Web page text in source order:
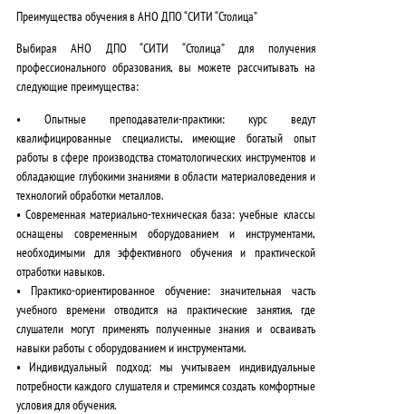
Преимущества обучения в АНО ДПО “СИТИ “Столица”
Выбирая АНО ДПО “СИТИ “Столица” для получения
профессионального образования, вы можете рассчитывать на
следующие преимущества:
• Опытные преподаватели-практики:курс ведут
квалифицированные специалисты, имеющие богатый опыт
работы в сфере производства стоматологических инструментов и
обладающие глубокими знаниями в области материаловедения и
технологий обработки металлов.
•Современная материально-техническая база: учебные классы
оснащены современным оборудованием и инструментами,
необходимыми для эффективного обучения и практической
отработки навыков.
•Практико-ориентированное обучение: значительная часть
учебного времени отводится на практические занятия, где
слушатели могут применять полученные знания и осваивать
навыки работы с оборудованием и инструментами.
•Индивидуальный подход:мы учитываем индивидуальные
потребности каждого слушателя и стремимся создать комфортные
условия для обучения.